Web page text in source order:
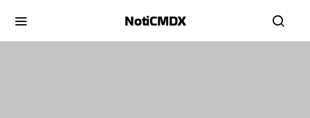
NotiCMDX